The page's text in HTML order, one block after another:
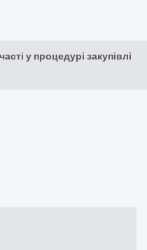
у процедурі закупівлі